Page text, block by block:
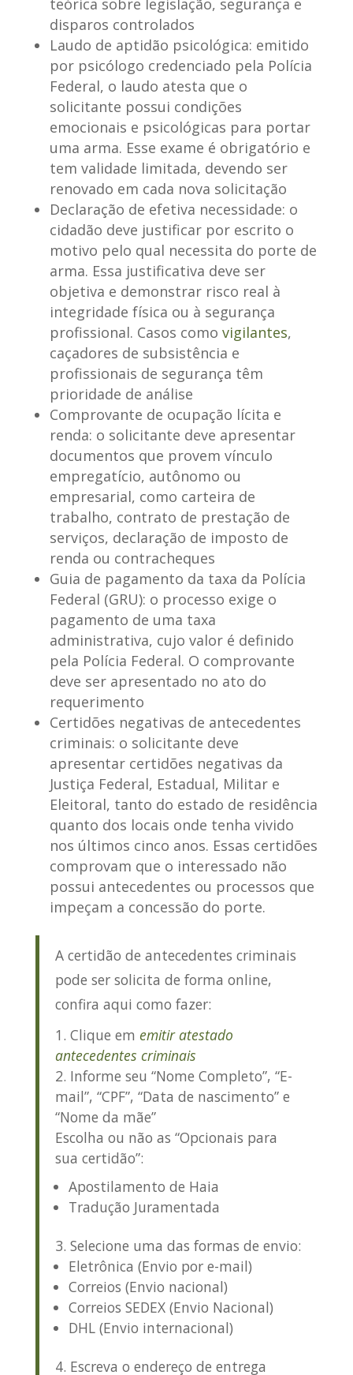
disparos controlados
Laudo de aptidão psicológica: emitido
por psicólogo credenciado pela Polícia
Federal, o laudo atesta que o
solicitante possui condições
emocionais e psicológicas para portar
uma arma. Esse exame é obrigatório e
tem validade limitada, devendo ser
renovado em cada nova solicitação
Declaração de efetiva necessidade: o
cidadão deve justificar por escrito o
motivo pelo qual necessita do porte de
arma. Essa justificativa deve ser
objetiva e demonstrar risco real à
integridade física ou à segurança
profissional. Casos como vigilantes,
caçadores de subsistência e
profissionais de segurança têm
prioridade de análise
Comprovante de ocupação lícita e
renda: o solicitante deve apresentar
documentos que provem vínculo
empregatício, autônomo ou
empresarial, como carteira de
trabalho, contrato de prestação de
serviços, declaração de imposto de
renda ou contracheques
Guia de pagamento da taxa da Polícia
Federal (GRU): o processo exige o
pagamento de uma taxa
administrativa, cujo valor é definido
pela Polícia Federal. O comprovante
deve ser apresentado no ato do
requerimento
Certidões negativas de antecedentes
criminais: o solicitante deve
apresentar certidões negativas da
Justiça Federal, Estadual, Militar e
Eleitoral, tanto do estado de residência
quanto dos locais onde tenha vivido
nos últimos cinco anos. Essas certidões
comprovam que o interessado não
possui antecedentes ou processos que
impeçam a concessão do porte.
A certidão de antecedentes criminais
pode ser solicita de forma online,
confira aqui como fazer:
Clique em emitir atestado
antecedentes criminais
Informe seu “Nome Completo”, “E-
mail”, “CPF”, “Data de nascimento” e
“Nome da mãe”
Escolha ou não as “Opcionais para
sua certidão”:
Apostilamento de Haia
Tradução Juramentada
Selecione uma das formas de envio:
Eletrônica (Envio por e-mail)
Correios (Envio nacional)
Correios SEDEX (Envio Nacional)
DHL (Envio internacional)
Escreva o endereço de entrega